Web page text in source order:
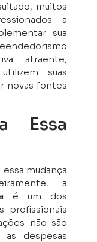
muitos
a
sua
atraente,
suas
novas fontes
Essa
mudança
a
é um dos
profissionais
não são
despesas